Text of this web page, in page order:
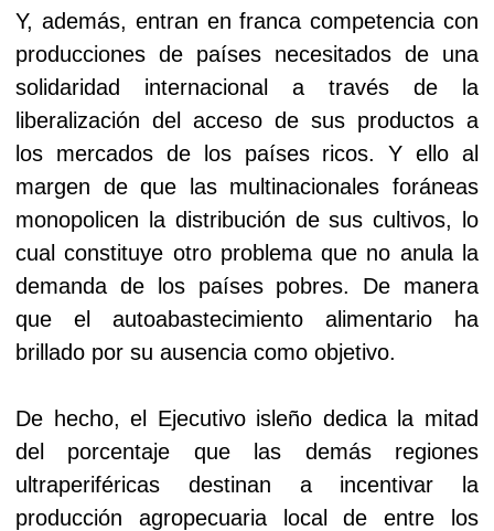
Y, además, entran en franca competencia con
producciones de países necesitados de una
solidaridad internacional a través de la
liberalización del acceso de sus productos a
los mercados de los países ricos. Y ello al
margen de que las multinacionales foráneas
monopolicen la distribución de sus cultivos, lo
cual constituye otro problema que no anula la
demanda de los países pobres. De manera
que el autoabastecimiento alimentario ha
brillado por su ausencia como objetivo.
De hecho, el Ejecutivo isleño dedica la mitad
del porcentaje que las demás regiones
ultraperiféricas destinan a incentivar la
producción agropecuaria local de entre los